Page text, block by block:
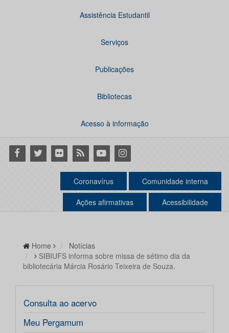
Assistência Estudantil
Serviços
Publicações
Bibliotecas
Acesso à informação
Facebook
Twitter Flickr RSS YoutubeInstagram
Coronavírus Comunidade interna
Ações afirmativas Acessibilidade
Home
Notícias
SIBIUFS informa sobre missa de sétimo dia da
bibliotecária Márcia Rosário Teixeira de Souza.
Consulta ao acervo
Meu Pergamum